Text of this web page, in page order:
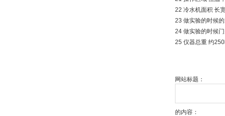
22 冷水机面积 长
23 做实验的时候
24 做实验的时候
25 仪器总重 约
网站标题：
的内容：